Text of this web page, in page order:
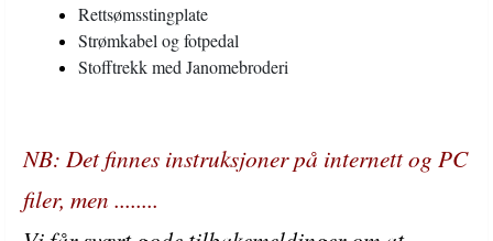
Rettsømsstingplate
Strømkabel og fotpedal
Stofftrekk med Janomebroderi
NB: Det finnes instruksjoner på internett og PC
filer, men ........